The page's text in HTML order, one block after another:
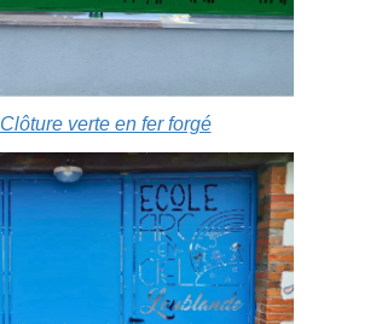
Clôture verte en fer forgé